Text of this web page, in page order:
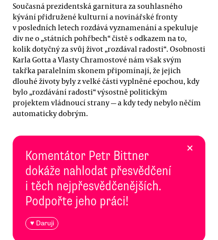
Současná prezidentská garnitura za souhlasného
kývání přidružené kulturní a novinářské fronty
v posledních letech rozdává vyznamenání a spekuluje
div ne o „státních pohřbech“ čistě s odkazem na to,
kolik dotyčný za svůj život „rozdával radosti“. Osobnosti
Karla Gotta a Vlasty Chramostové nám však svým
takřka paralelním skonem připomínají, že jejich
dlouhé životy byly z velké části vyplněné epochou, kdy
bylo „rozdávání radosti“ výsostně politickým
projektem vládnoucí strany — a kdy tedy nebylo něčím
automaticky dobrým.
Komentátor Petr Bittner
dokáže nahlodat přesvědčení
i těch nejpřesvědčenějších.
Podpořte jeho práci!
♥ Daruji
×